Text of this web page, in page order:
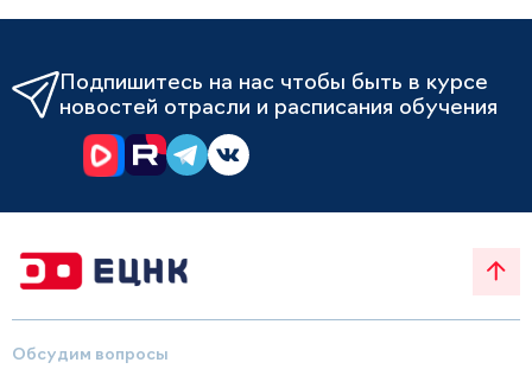
Подпишитесь на нас чтобы быть в курсе
новостей отрасли и расписания обучения
Обсудим вопросы